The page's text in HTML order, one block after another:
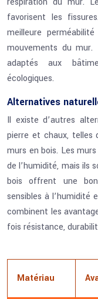
favorisent les
meilleure
mouvements du
adaptés aux
écologiques.
Alternatives
Il existe d’autres
pierre et chaux, telles
murs en bois. Les
de l’humidité, mais ils
bois offrent une
sensibles à l’humidité
combinent les
fois résistance,
Matériau